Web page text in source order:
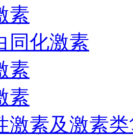
素
同化激素
素
素
激素及激素